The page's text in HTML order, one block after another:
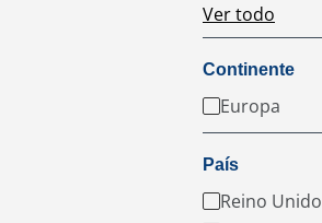
Ver todo
Continente
Europa
País
Reino Unido